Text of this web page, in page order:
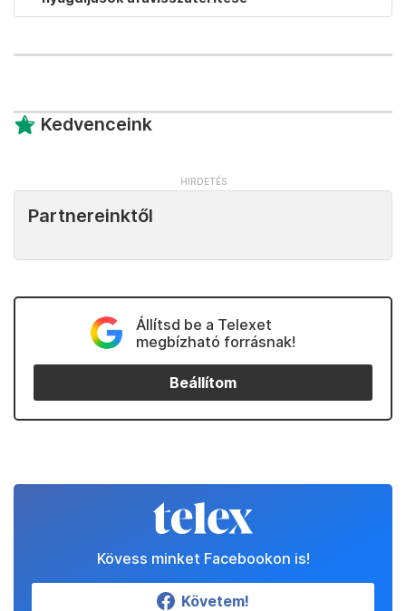
Kedvenceink
Partnereinktől
Állítsd be a Telexet
megbízható forrásnak!
Beállítom
Kövess minket Facebookon is!
Követem!